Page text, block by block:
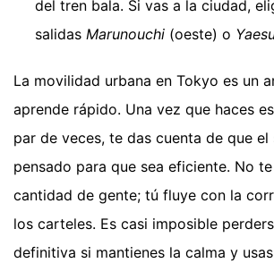
del tren bala. Si vas a la ciudad,
salidas Marunouchi (oeste) o
La movilidad urbana en Tokyo es un
aprende rápido. Una vez que haces
par de veces, te das cuenta de que el
pensado para que sea eficiente. No
cantidad de gente; tú fluye con la
los carteles. Es casi imposible
definitiva si mantienes la calma y